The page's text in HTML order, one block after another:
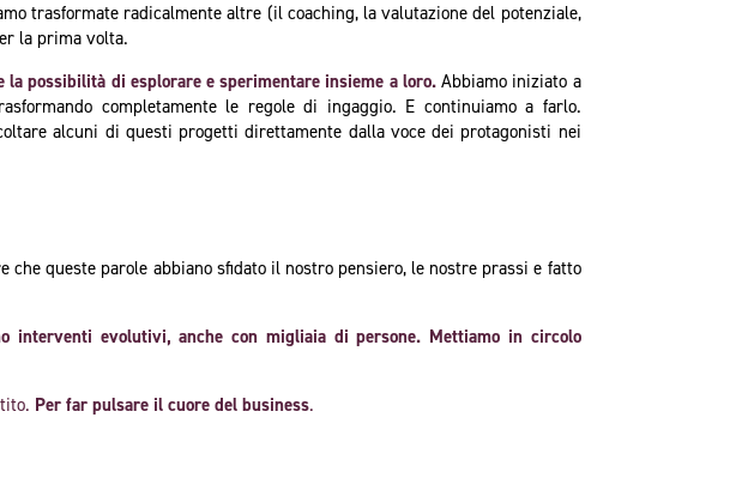
trasformate radicalmente altre (il coaching, la valutazione del potenziale,
la prima volta.
la possibilità di esplorare e sperimentare insieme a loro. Abbiamo iniziato a
completamente le regole di ingaggio. E continuiamo a farlo.
alcuni di questi progetti direttamente dalla voce dei protagonisti nei
che queste parole abbiano sfidato il nostro pensiero, le nostre prassi e fatto
interventi evolutivi, anche con migliaia di persone. Mettiamo in circolo
Per far pulsare il cuore del business.